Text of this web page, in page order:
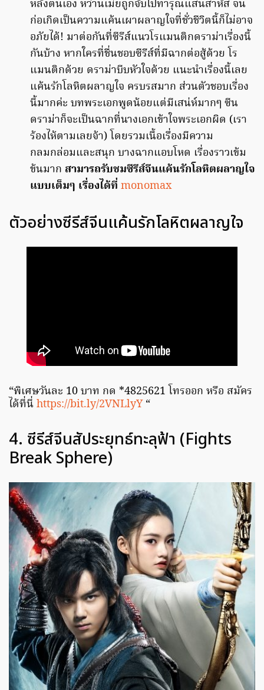
หลังตนเอง หว่านเม่ยถูกจับไปทารุณแสนสาหัส จน
ก่อเกิดเป็นความแค้นเผาผลาญใจที่ชั่วชีวิตนี้ก็ไม่อาจ
อภัยได้! มาต่อกันที่ซีรีส์แนวโรแมนติกดราม่าเรื่องนี้
กันบ้าง หากใครที่ชื่นชอบซีรีส์ที่มีฉากต่อสู้ด้วย โร
แมนติกด้วย ดราม่าบีบหัวใจด้วย แนะนำเรื่องนี้เลย
แค้นรักโลหิตผลาญใจ ครบรสมาก ส่วนตัวชอบเรื่อง
นี้มากค่ะ บทพระเอกพูดน้อยแต่มีเสน่ห์มากๆ ซีน
ดราม่าก็จะเป็นฉากที่นางเอกเข้าใจพระเอกผิด (เรา
ร้องไห้ตามเลยจ้า) โดยรวมเนื้อเรื่องมีความ
กลมกล่อมและสนุก บางฉากแอบโหด เรื่องราวเข้ม
ข้นมาก สามารถรับชมซีรีส์จีนแค้นรักโลหิตผลาญใจ
แบบเต็มๆ เรื่องได้ที่ monomax
ตัวอย่างซีรีส์จีนแค้นรักโลหิตผลาญใจ
“พิเศษวันละ 10 บาท กด *4825621 โทรออก หรือ สมัคร
ได้ที่นี่https://bit.ly/2VNLlyY“
4. ซีรีส์จีนสัประยุทธ์ทะลุฟ้า (Fights
Break Sphere)